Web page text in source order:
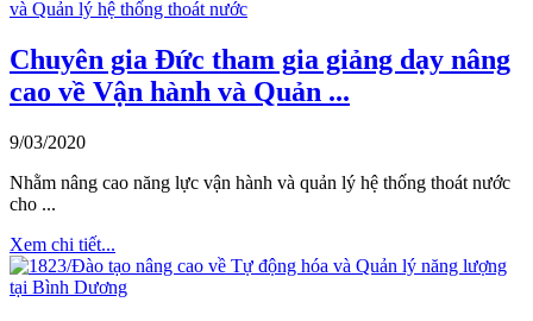
Chuyên gia Đức tham gia giảng dạy nâng
cao về Vận hành và Quản ...
9/03/2020
Nhằm nâng cao năng lực vận hành và quản lý hệ thống thoát nước
cho ...
Xem chi tiết...